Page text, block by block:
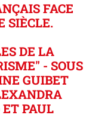
FACE
SIÈCLE.
DE LA
- SOUS
GUIBET
PAUL